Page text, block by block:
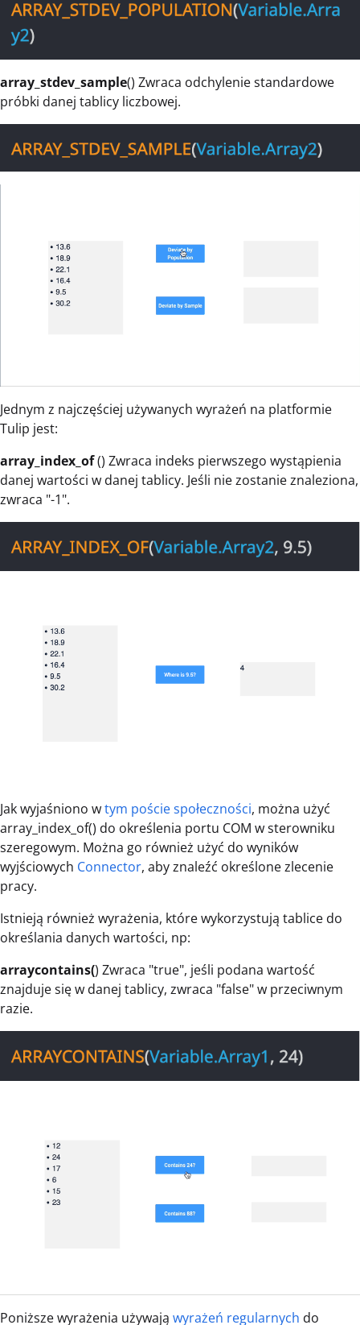
array_stdev_sample() Zwraca odchylenie standardowe
próbki danej tablicy liczbowej.
Jednym z najczęściej używanych wyrażeń na platformie
Tulip jest:
array_index_of() Zwraca indeks pierwszego wystąpienia
danej wartości w danej tablicy. Jeśli nie zostanie znaleziona,
zwraca "-1".
Jak wyjaśniono wtym poście społeczności, można użyć
array_index_of() do określenia portu COM w sterowniku
szeregowym. Można go również użyć do wyników
wyjściowych Connector, aby znaleźć określone zlecenie
pracy.
Istnieją również wyrażenia, które wykorzystują tablice do
określania danych wartości, np:
arraycontains() Zwraca "true", jeśli podana wartość
znajduje się w danej tablicy, zwraca "false" w przeciwnym
razie.
Poniższe wyrażenia używają wyrażeń regularnych do